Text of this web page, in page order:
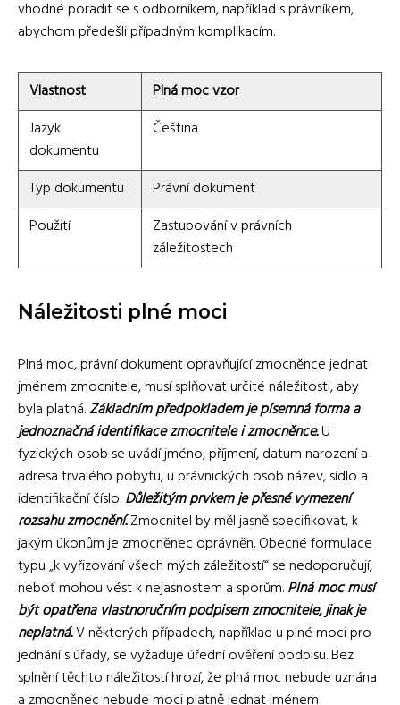
vhodné poradit se s odborníkem, například s právníkem,
abychom předešli případným komplikacím.
Vlastnost
Plná moc vzor
Jazyk
dokumentu
Čeština
Typ dokumentu
Právní dokument
Použití
Zastupování v právních
záležitostech
Náležitosti plné moci
Plná moc, právní dokument opravňující zmocněnce jednat
jménem zmocnitele, musí splňovat určité náležitosti, aby
byla platná.Základním předpokladem je písemná forma a
jednoznačná identifikace zmocnitele i zmocněnce.U
fyzických osob se uvádí jméno, příjmení, datum narození a
adresa trvalého pobytu, u právnických osob název, sídlo a
identifikační číslo.Důležitým prvkem je přesné vymezení
rozsahu zmocnění.Zmocnitel by měl jasně specifikovat, k
jakým úkonům je zmocněnec oprávněn. Obecné formulace
typu „k vyřizování všech mých záležitostí“ se nedoporučují,
neboť mohou vést k nejasnostem a sporům.Plná moc musí
být opatřena vlastnoručním podpisem zmocnitele, jinak je
neplatná.V některých případech, například u plné moci pro
jednání s úřady, se vyžaduje úřední ověření podpisu. Bez
splnění těchto náležitostí hrozí, že plná moc nebude uznána
a zmocněnec nebude moci platně jednat jménem